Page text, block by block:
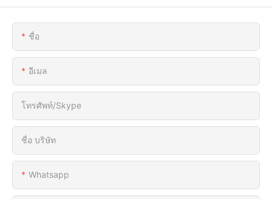
ชื่อ
อีเมล
โทรศัพท์/skype
ชื่อ บริษัท
Whatsapp